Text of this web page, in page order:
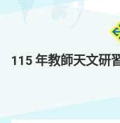
115 年教師天文研